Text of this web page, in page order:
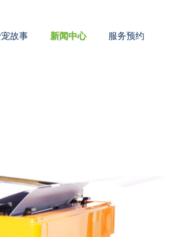
故事 新闻中心 服务预约